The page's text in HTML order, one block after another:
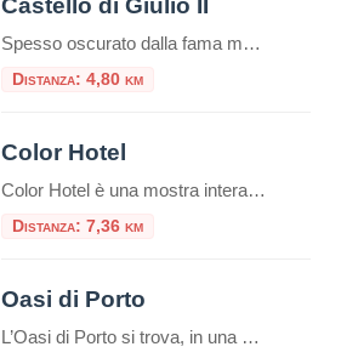
Castello di Giulio II
Spesso oscurato dalla fama mondiale dei vicini scavi archeologici romani, il Castello di Giulio II è una gemma rinascimentale che merita assolutamente una visita. Situato nel cuore del pittoresco borgo medievale di Ostia Antica, questa fortezza racconta una storia di papi guerrieri, dazi doganali e un fiume che ha cambiato corso. Se cercate una gita […]
Distanza: 4,80 km
Color Hotel
Color Hotel è una mostra interattiva permanente composta da 11 sale tematiche che prende le sembianze di un hotel incantevole! Una sorprendente area interattiva permanente dedicata al gioco e al puro divertimento. E’ ospitato negli spazi di The Wow Side Shopping Centre (ex Parco Leonardo) a Fiumicino. Al confine tra realtà e sogno, questo spazio di 4.000 mq, custodisce al suo interno incredibili sorprese […]
Distanza: 7,36 km
Oasi di Porto
L’Oasi di Porto si trova, in una suggestiva cornice naturale, alla foce del Tevere, nei pressi di Fiumicino e si estende intorno all’antico Porto di Traiano, costruito nel II secolo d.C. sul preesistente Porto di Claudio. L’elemento caratterizzante è il lago, l’antico bacino portuale fatto costruire dall’imperatore Traiano (98 – 117 d.C.), in sostituzione del […]